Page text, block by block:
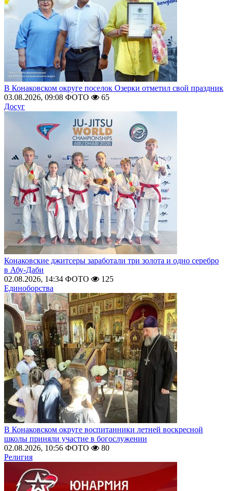
В Конаковском округе поселок Озерки отметил свой праздник
03.08.2026, 09:08 ФОТО
65
Досуг
Конаковские джитсеры заработали три золота и одно серебро
в Абу-Даби
02.08.2026, 14:34 ФОТО
125
Единоборства
В Конаковском округе воспитанники летней воскресной
школы приняли участие в богослужении
02.08.2026, 10:56 ФОТО
80
Религия